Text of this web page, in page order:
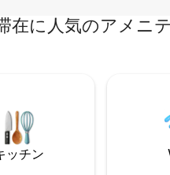
在に人気のアメニ
ッチン